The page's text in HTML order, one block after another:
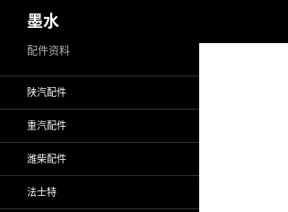
至
墨水
配件资料
陕汽配件
重汽配件
潍柴配件
法士特